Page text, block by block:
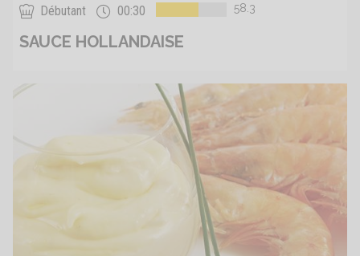
Débutant 00:30 58.3
SAUCE HOLLANDAISE